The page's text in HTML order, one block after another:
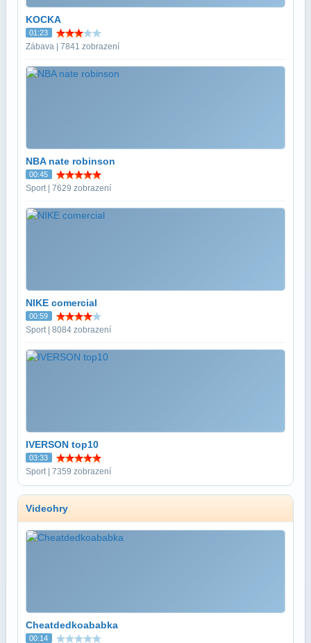
KOCKA
01:23
Zábava | 7841 zobrazení
NBA nate robinson
00:45
Sport | 7629 zobrazení
NIKE comercial
00:59
Sport | 8084 zobrazení
IVERSON top10
03:33
Sport | 7359 zobrazení
Videohry
Cheatdedkoababka
00:14